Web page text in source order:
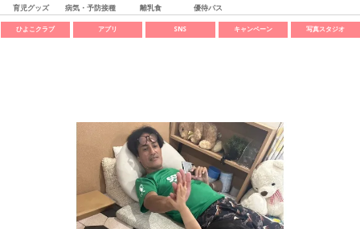
育児グッズ 病気・予防接種 離乳食 優待パス
ひよこクラブ アプリ SNS キャンペーン 写真スタジオ